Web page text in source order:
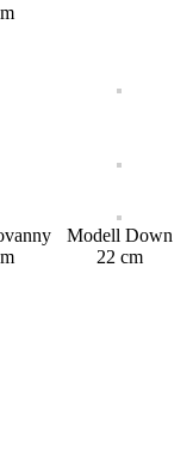
Modell Down
22 cm